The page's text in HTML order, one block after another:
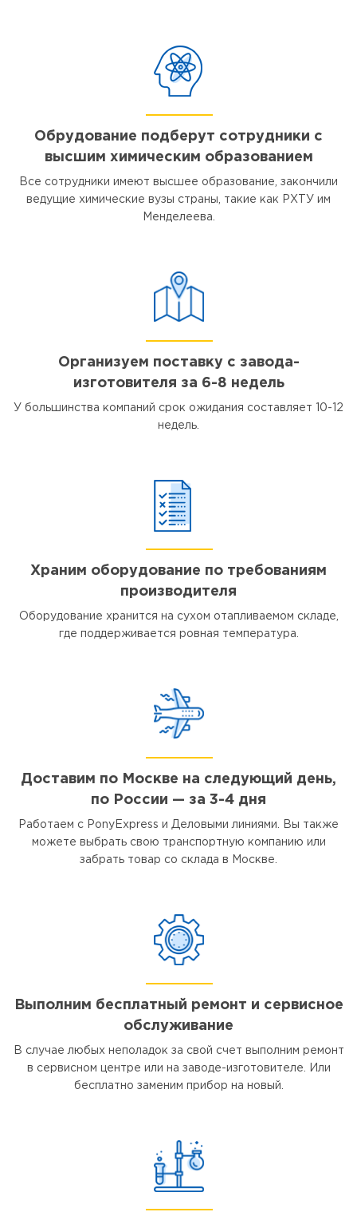
Обрудование подберут сотрудники с
высшим химическим образованием
Все сотрудники имеют высшее образование, закончили
ведущие химические вузы страны, такие как РХТУ им
Менделеева.
Организуем поставку с завода-
изготовителя за 6-8 недель
У большинства компаний срок ожидания составляет 10-12
недель.
Храним оборудование по требованиям
производителя
Оборудование хранится на сухом отапливаемом складе,
где поддерживается ровная температура.
Доставим по Москве на следующий день,
по России — за 3-4 дня
Работаем с PonyExpress и Деловыми линиями. Вы также
можете выбрать свою транспортную компанию или
забрать товар со склада в Москве.
Выполним бесплатный ремонт и сервисное
обслуживание
В случае любых неполадок за свой счет выполним ремонт
в сервисном центре или на заводе-изготовителе. Или
бесплатно заменим прибор на новый.